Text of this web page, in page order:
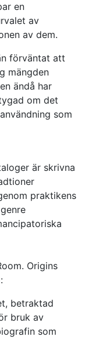
en
av
av dem.
förväntat att
mängden
ändå har
om det
som
är skrivna
praktikens
Origins
betraktad
bruk av
som